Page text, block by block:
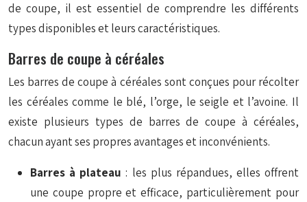
de coupe, il est essentiel de comprendre les différents
types disponibles et leurs caractéristiques.
Barres de coupe à céréales
Les barres de coupe à céréales sont conçues pour récolter
les céréales comme le blé, l’orge, le seigle et l’avoine. Il
existe plusieurs types de barres de coupe à céréales,
chacun ayant ses propres avantages et inconvénients.
Barres à plateau: les plus répandues, elles offrent
une coupe propre et efficace, particulièrement pour